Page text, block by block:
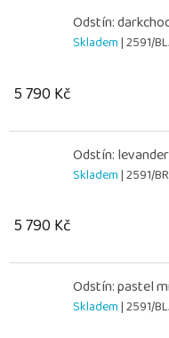
Odstín:
Skladem| 2591/
5 790 Kč
Odstín:
Skladem| 2591/
5 790 Kč
Odstín: pastel
Skladem| 2591/